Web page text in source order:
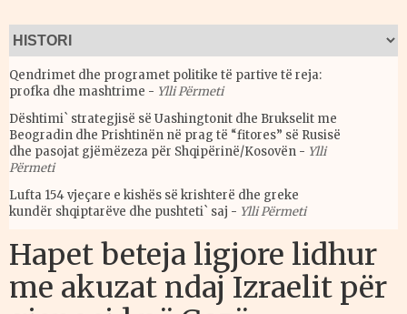
Qendrimet dhe programet politike të partive të reja:
profka dhe mashtrime - Ylli Përmeti
Dështimi` strategjisë së Uashingtonit dhe Brukselit me
Beogradin dhe Prishtinën në prag të “fitores” së Rusisë
dhe pasojat gjëmëzeza për Shqipërinë/Kosovën - Ylli
Përmeti
Lufta 154 vjeçare e kishës së krishterë dhe greke
kundër shqiptarëve dhe pushteti` saj - Ylli Përmeti
Hapet beteja ligjore lidhur
me akuzat ndaj Izraelit për